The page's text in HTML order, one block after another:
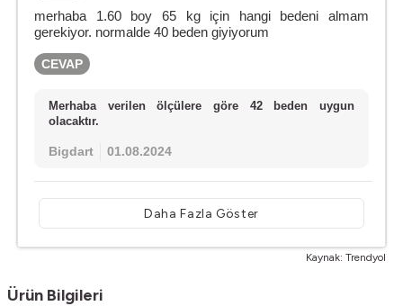
merhaba 1.60 boy 65 kg için hangi bedeni almam
gerekiyor. normalde 40 beden giyiyorum
CEVAP
Merhaba verilen ölçülere göre 42 beden uygun
olacaktır.
Bigdart 01.08.2024
Daha Fazla Göster
Kaynak: Trendyol
Ürün Bilgileri